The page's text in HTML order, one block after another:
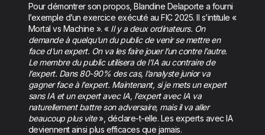
Pour démontrer son propos, Blandine Delaporte a fourni
l’exemple d’un exercice exécuté au FIC 2025. Il s’intitule «
Mortal vs Machine ». « Il y a deux ordinateurs. On
demande à quelqu’un du public de venir se mettre en
face d’un expert. On va les faire jouer l’un contre l’autre.
Le membre du public utilisera de l’IA au contraire de
l’expert. Dans 80-90% des cas, l’analyste junior va
gagner face à l’expert. Maintenant, si je mets un expert
sans IA et un expert avec IA, l’expert avec IA va
naturellement battre son adversaire, mais il va aller
beaucoup plus vite», déclare-t-elle. Les experts avec IA
deviennent ainsi plus efficaces que jamais.